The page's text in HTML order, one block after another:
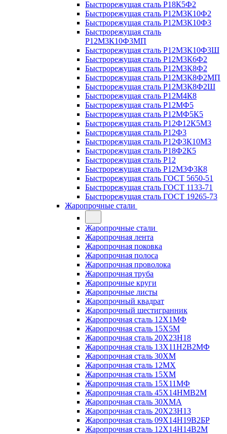
Быстрорежущая сталь Р18К5Ф2
Быстрорежущая сталь Р12М3К10Ф2
Быстрорежущая сталь Р12М3К10Ф3
Быстрорежущая сталь
Р12М3К10Ф3МП
Быстрорежущая сталь Р12М3К10Ф3Ш
Быстрорежущая сталь Р12М3К6Ф2
Быстрорежущая сталь Р12М3К8Ф2
Быстрорежущая сталь Р12М3К8Ф2МП
Быстрорежущая сталь Р12М3К8Ф2Ш
Быстрорежущая сталь Р12М4К8
Быстрорежущая сталь Р12МФ5
Быстрорежущая сталь Р12МФ5К5
Быстрорежущая сталь Р12Ф12К5М3
Быстрорежущая сталь Р12Ф3
Быстрорежущая сталь Р12Ф3К10М3
Быстрорежущая сталь Р18Ф2К5
Быстрорежущая сталь Р12
Быстрорежущая сталь Р12М3Ф3К8
Быстрорежущая сталь ГОСТ 5650-51
Быстрорежущая сталь ГОСТ 1133-71
Быстрорежущая сталь ГОСТ 19265-73
Жаропрочные стали
Жаропрочные стали
Жаропрочная лента
Жаропрочная поковка
Жаропрочная полоса
Жаропрочная проволока
Жаропрочная труба
Жаропрочные круги
Жаропрочные листы
Жаропрочный квадрат
Жаропрочный шестигранник
Жаропрочная сталь 12Х1МФ
Жаропрочная сталь 15Х5М
Жаропрочная сталь 20Х23Н18
Жаропрочная сталь 13Х11Н2В2МФ
Жаропрочная сталь 30ХМ
Жаропрочная сталь 12МХ
Жаропрочная сталь 15ХМ
Жаропрочная сталь 15Х11МФ
Жаропрочная сталь 45Х14НМВ2М
Жаропрочная сталь 30ХМА
Жаропрочная сталь 20Х23Н13
Жаропрочная сталь 09Х14Н19В2БР
Жаропрочная сталь 12Х14Н14В2М